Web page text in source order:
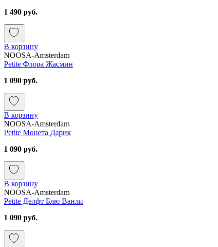
1 490 руб.
В корзину
NOOSA-Amsterdam
Petite Флора Жасмин
1 090 руб.
В корзину
NOOSA-Amsterdam
Petite Монета Дарик
1 090 руб.
В корзину
NOOSA-Amsterdam
Petite Делфт Блю Ванли
1 090 руб.